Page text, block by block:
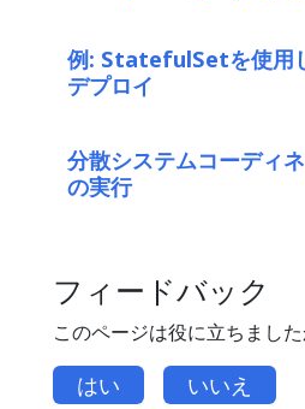
例: StatefulSetを使用
デプロイ
分散システムコーディ
の実行
フィードバック
このページは役に立ちました
はい いいえ